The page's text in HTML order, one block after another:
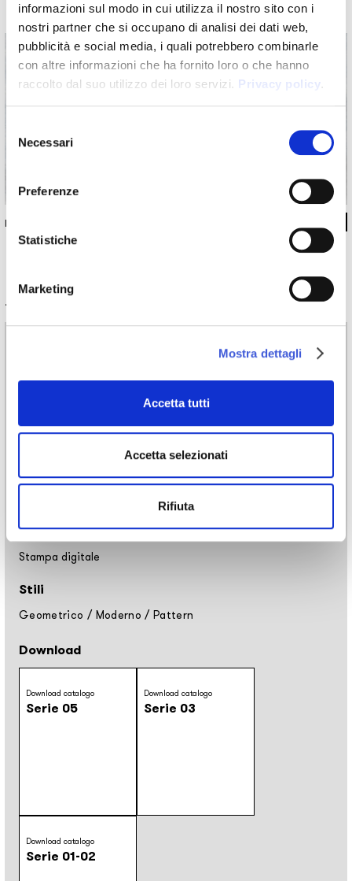
informazioni sul modo in cui utilizza il nostro sito con i
nostri partner che si occupano di analisi dei dati web,
pubblicità e social media, i quali potrebbero combinarle
con altre informazioni che ha fornito loro o che hanno
raccolto dal suo utilizzo dei loro servizi. Privacy policy.
delNecessari
Preferenze
Statistiche
Marketing
Mostra dettagli
Accetta tutti
Accetta selezionati
Rifiuta
INKRADE2303
Informazioni tecniche
Raw fibre naturali: larghezza rollo 94cm
EQ•dekor fibra di vetro: larghezza rollo 94cm
Tela: larghezza 297cm
Utilizzo
Lavorazione
Stampa digitale
Stili
Geometrico / Moderno /Pattern
Download
Download catalogo
Serie 05
Download catalogo
Serie 03
Download catalogo
Serie 01-02